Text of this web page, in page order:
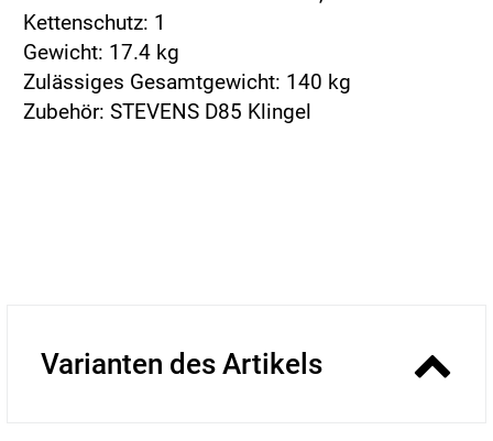
Kettenschutz: 1
Gewicht: 17.4 kg
Zulässiges Gesamtgewicht: 140 kg
Zubehör: STEVENS D85 Klingel
Varianten des Artikels